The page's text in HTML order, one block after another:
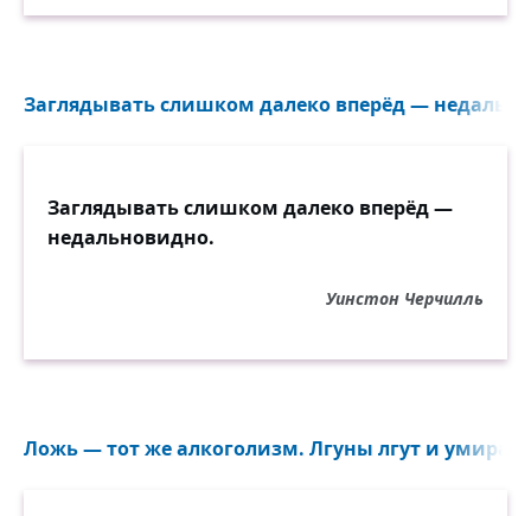
Заглядывать слишком далеко вперёд —
Заглядывать слишком далеко вперёд —
недальновидно.
Уинстон Черчилль
Ложь — тот же алкоголизм. Лгуны лгут и